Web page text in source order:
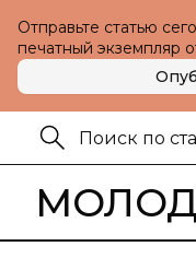
Отправьте статью
печатный экземпляр